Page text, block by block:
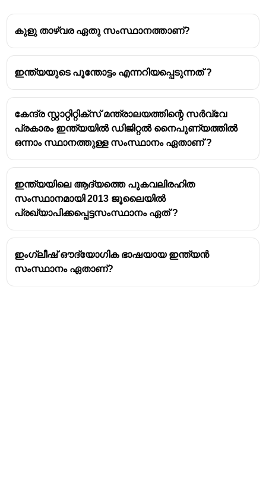
കുളു താഴ്‌വര ഏതു സംസ്ഥാനത്താണ്?
ഇന്ത്യയുടെ പൂന്തോട്ടം എന്നറിയപ്പെടുന്നത് ?
കേന്ദ്ര സ്റ്റാറ്റിറ്റിക്സ് മന്ത്രാലയത്തിന്റെ സർവ്വേ
പ്രകാരം ഇന്ത്യയിൽ ഡിജിറ്റൽ നൈപുണ്യത്തിൽ
ഒന്നാം സ്ഥാനത്തുള്ള സംസ്ഥാനം ഏതാണ് ?
ഇന്ത്യയിലെ ആദ്യത്തെ പുകവലിരഹിത
സംസ്ഥാനമായി 2013 ജൂലൈയിൽ
പ്രഖ്യാപിക്കപ്പെട്ടസംസ്ഥാനം ഏത് ?
ഇംഗ്ലീഷ് ഔദ്യോഗിക ഭാഷയായ ഇന്ത്യൻ
സംസ്ഥാനം ഏതാണ്?